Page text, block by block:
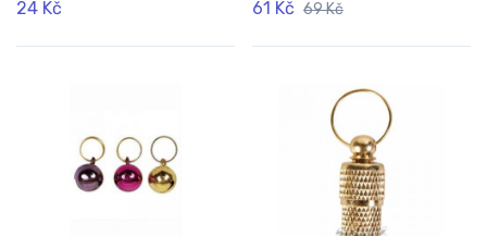
24 Kč 61 Kč 69 Kč